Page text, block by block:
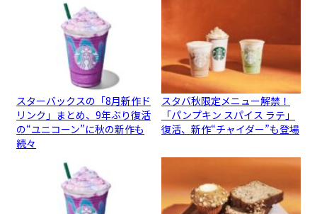
スターバックスの「8月新作ド
リンク」まとめ、9年ぶり復活
の“ユニコーン”に秋の新作も
続々
スタバ秋限定メニュー解禁！
「パンプキン スパイス ラテ」
復活、新作“チャイダー”も登場